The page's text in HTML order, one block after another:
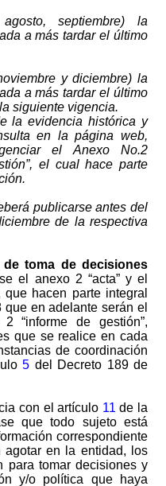
septiembre) la
a más tardar el último
y diciembre) la
a más tardar el último
siguiente vigencia.
la evidencia histórica y
en la página web,
el Anexo No.2
el cual hace parte
publicarse antes del
de la respectiva
de toma de decisiones
el anexo 2 “acta” y el
que hacen parte integral
que en adelante serán el
“informe de gestión”,
que se realice en cada
de coordinación
5 del Decreto 189 de
con el artículo 11 de la
que todo sujeto está
correspondiente
en la entidad, los
para tomar decisiones y
y/o política que haya